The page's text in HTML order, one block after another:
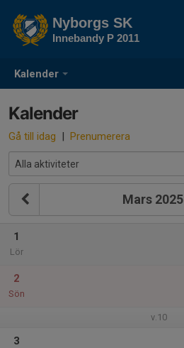
Kalender
Nyborgs SK
Innebandy P 2011
Kalender
Gå till idag | Prenumerera
Mars 2025
1
Lör
2
Sön
v.10
3